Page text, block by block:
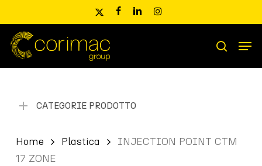
main
content
x-
facebooklinkedininstagram
Ricerca
prodotti
search
CATEGORIE PRODOTTO
Home Plastica
INJECTION POINT CTM
17 ZONE